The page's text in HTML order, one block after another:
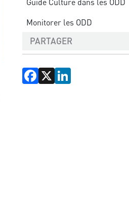
Guide Culture dans les ODD
Monitorer les ODD
PARTAGER
Facebook
X